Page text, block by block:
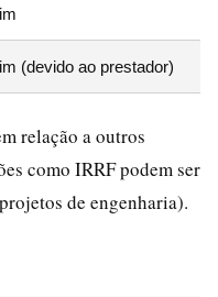
(devido ao prestador)
relação a outros
como IRRF podem ser
de engenharia).